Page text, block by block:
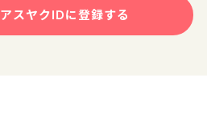
アスヤクIDに登録する